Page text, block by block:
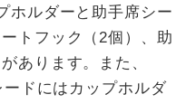
ホルダーと助手席シー
トフック（2個）、助
あります。また、
ードにはカップホルダ